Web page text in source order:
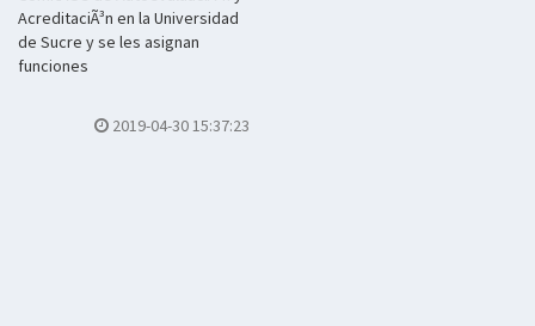
AcreditaciÃ³n en la Universidad
de Sucre y se les asignan
funciones
2019-04-30 15:37:23